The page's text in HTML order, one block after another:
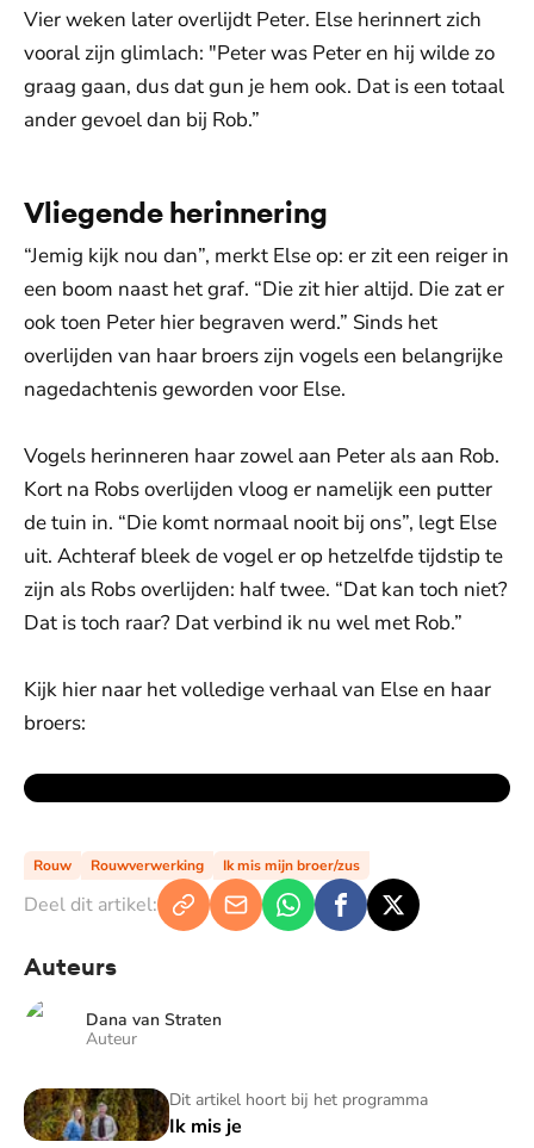
Vier weken later overlijdt Peter. Else herinnert zich
vooral zijn glimlach: "Peter was Peter en hij wilde zo
graag gaan, dus dat gun je hem ook. Dat is een totaal
ander gevoel dan bij Rob.”
Vliegende herinnering
“Jemig kijk nou dan”, merkt Else op: er zit een reiger in
een boom naast het graf. “Die zit hier altijd. Die zat er
ook toen Peter hier begraven werd.” Sinds het
overlijden van haar broers zijn vogels een belangrijke
nagedachtenis geworden voor Else.
Vogels herinneren haar zowel aan Peter als aan Rob.
Kort na Robs overlijden vloog er namelijk een putter
de tuin in. “Die komt normaal nooit bij ons”, legt Else
uit. Achteraf bleek de vogel er op hetzelfde tijdstip te
zijn als Robs overlijden: half twee. “Dat kan toch niet?
Dat is toch raar? Dat verbind ik nu wel met Rob.”
Kijk hier naar het volledige verhaal van Else en haar
broers:
Rouw Rouwverwerking Ik mis mijn broer/zus
Deel dit artikel:
Auteurs
Dana van Straten
Auteur
Dit artikel hoort bij het programma
Ik mis je
Ik mis je